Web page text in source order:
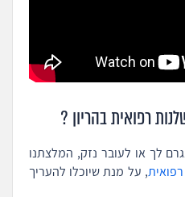
רפואית בהריון ?
לך או לעובר נזק, המלצתנו
, על מנת שיוכלו להעריך